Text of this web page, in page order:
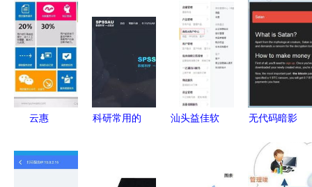
业细分产品
竞争格局分
析新锐产品
聚焦数据安
全与大数据
软件服务
领先者
系列服务的
全面解析
联想远程软
件服务与手
机软件助力
快速排除问
云惠
业智能IT运
科研常用的
汕头益佳软
无代码暗影
服务如何颠
覆网络犯罪